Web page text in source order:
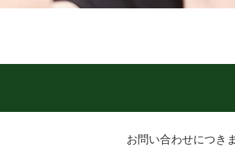
お問い合わせにつき